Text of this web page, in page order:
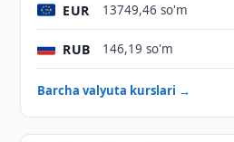
EUR 13749,46 so'm
RUB 146,19 so'm
Barcha valyuta kurslari →